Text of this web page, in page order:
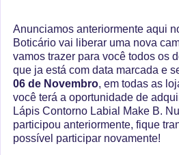
Anunciamos anteriormente aqui
Boticário vai liberar uma nova
vamos trazer para você todos os
que ja está com data marcada e
06 de Novembro, em todas as
você terá a oportunidade de
Lápis Contorno Labial Make B.
participou anteriormente, fique
possível participar novamente!